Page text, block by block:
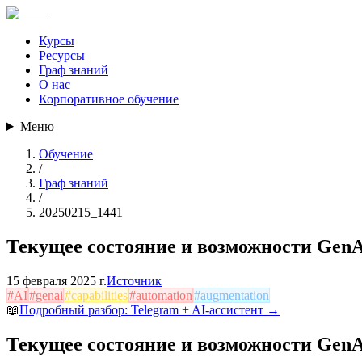
Курсы
Ресурсы
Граф знаний
О нас
Корпоративное обучение
Меню
Обучение
/
Граф знаний
/
20250215_1441
Текущее состояние и возможности
15 февраля 2025 г.Источник
#AI#genai#capabilities#automation#augmentation
📖Подробный разбор: Telegram + AI-ассистент →
Текущее состояние и возможности